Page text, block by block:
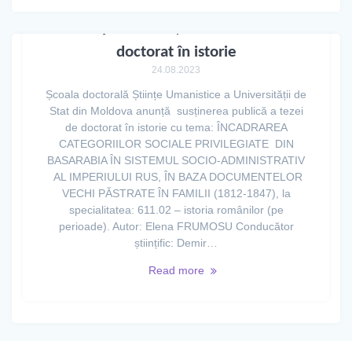
doctorat în istorie
24.08.2023
Școala doctorală Științe Umanistice a Universității de
Stat din Moldova anunță susținerea publică a tezei
de doctorat în istorie cu tema: ÎNCADRAREA
CATEGORIILOR SOCIALE PRIVILEGIATE DIN
BASARABIA ÎN SISTEMUL SOCIO-ADMINISTRATIV
AL IMPERIULUI RUS, ÎN BAZA DOCUMENTELOR
VECHI PĂSTRATE ÎN FAMILII (1812-1847), la
specialitatea: 611.02 – istoria românilor (pe
perioade). Autor: Elena FRUMOSU Conducător
științific: Demir…
Read more